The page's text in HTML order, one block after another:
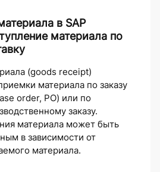
в SAP
материала по
(goods receipt)
материала по заказу
order, PO) или по
заказу.
материала может быть
в зависимости от
материала.